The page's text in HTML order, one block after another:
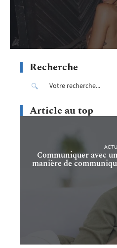
Recherche
Article au top
ACTU
Communiquer avec
manière de